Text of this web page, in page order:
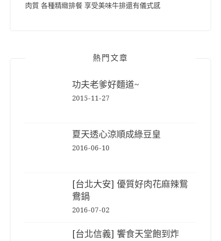
肉質 各種精緻排餐 享受美味牛排還有儀式感
熱門文章
功夫老爹好麵道~
2015-11-27
夏天透心涼順成綠豆皇
2016-06-10
[台北大安] 優質好肉花麻辣鴛
鴦鍋
2016-07-02
[台北信義] 饗食天堂飽到炸